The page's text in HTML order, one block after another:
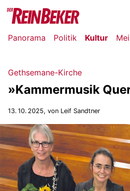
Panorama Politik Kultur
Gethsemane-Kirche
»Kammermusik
13. 10. 2025, von Leif Sandtner